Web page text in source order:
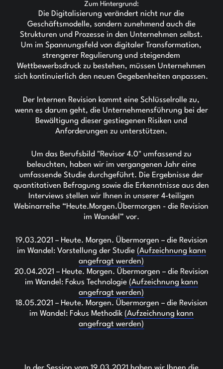
Zum Hintergrund:
Die Digitalisierung verändert nicht nur die
Geschäftsmodelle, sondern zunehmend auch die
Strukturen und Prozesse in den Unternehmen selbst.
Um im Spannungsfeld von digitaler Transformation,
strengerer Regulierung und steigendem
Wettbewerbsdruck zu bestehen, müssen Unternehmen
sich kontinuierlich den neuen Gegebenheiten anpassen.
Der Internen Revision kommt eine Schlüsselrolle zu,
wenn es darum geht, die Unternehmensführung bei der
Bewältigung dieser gestiegenen Risiken und
Anforderungen zu unterstützen.
Um das Berufsbild "Revisor 4.0" umfassend zu
beleuchten, haben wir im vergangenen Jahr eine
umfassende Studie durchgeführt. Die Ergebnisse der
quantitativen Befragung sowie die Erkenntnisse aus den
Interviews stellen wir Ihnen in unserer 4-teiligen
Webinarreihe “Heute.Morgen.Übermorgen - die Revision
im Wandel” vor.
19.03.2021 – Heute. Morgen. Übermorgen – die Revision
im Wandel: Vorstellung der Studie (Aufzeichnung kann
angefragt werden)
20.04.2021 – Heute. Morgen. Übermorgen – die Revision
im Wandel: Fokus Technologie (Aufzeichnung kann
angefragt werden)
18.05.2021 – Heute. Morgen. Übermorgen – die Revision
im Wandel: Fokus Methodik (Aufzeichnung kann
angefragt werden)